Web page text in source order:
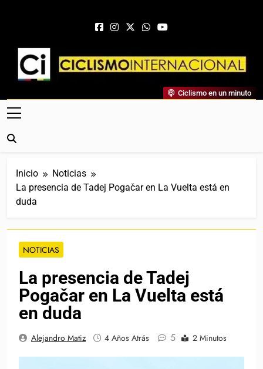
Ciclismo Internacional
Web Dedicada Al Ciclismo Mundial. Entrevistas, Análisis,
Crónicas, Previas Y Más. La Web Ciclista De Referencia.
Ciclismo en un minuto
Inicio
Noticias
La presencia de Tadej Pogačar en La Vuelta está en
duda
NOTICIAS
La presencia de Tadej
Pogačar en La Vuelta está
en duda
Alejandro Matiz 4 Años Atrás 5 2 Minutos